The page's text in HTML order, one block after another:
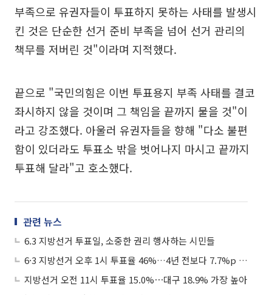
부족으로 유권자들이 투표하지 못하는 사태를 발생시
킨 것은 단순한 선거 준비 부족을 넘어 선거 관리의
책무를 저버린 것"이라며 지적했다.
끝으로 "국민의힘은 이번 투표용지 부족 사태를 결코
좌시하지 않을 것이며 그 책임을 끝까지 물을 것"이
라고 강조했다. 아울러 유권자들을 향해 "다소 불편
함이 있더라도 투표소 밖을 벗어나지 마시고 끝까지
투표해 달라"고 호소했다.
관련 뉴스
6.3 지방선거 투표일, 소중한 권리 행사하는 시민들
6·3 지방선거 오후 1시 투표율 46%…4년 전보다 7.7%p 높아
지방선거 오전 11시 투표율 15.0%⋯대구 18.9% 가장 높아